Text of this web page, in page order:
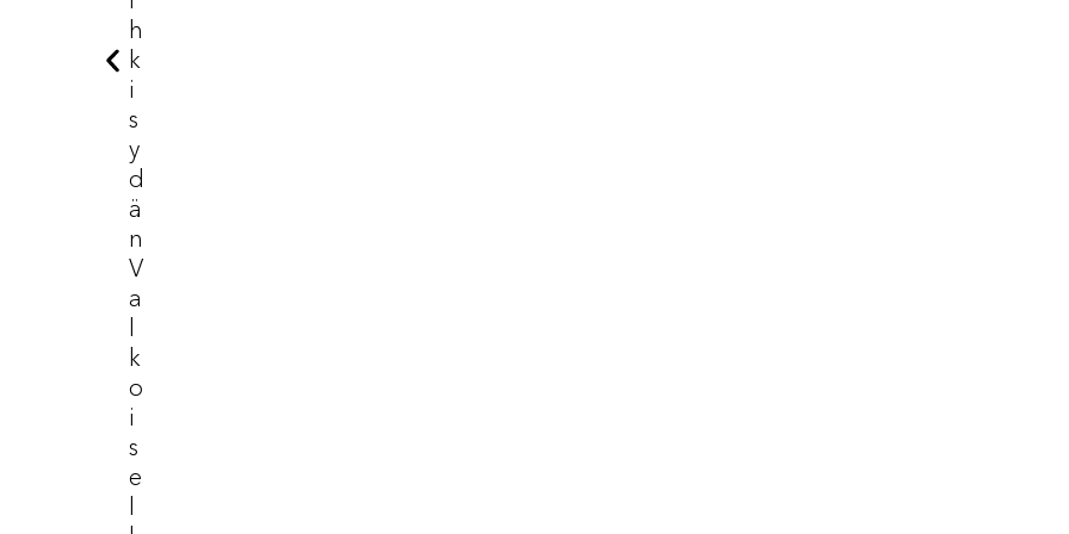
H
K
I
S
Y
D
Ä
N
V
A
K
O
I
S
E